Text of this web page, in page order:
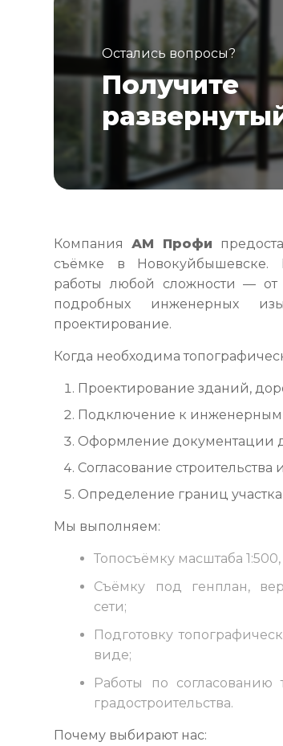
Остались вопросы?
Получите
Компания АМ Профи
съёмке в Новокуйбышевске.
работы любой сложности — от
подробных инженерных
проектирование.
Когда необходима
Проектирование зданий,
Подключение к инженерным
Оформление документации
Согласование строительства
Определение границ
Мы выполняем:
Топосъёмку масштаба
Съёмку под генплан,
сети;
Подготовку
виде;
Работы по согласованию
градостроительства.
Почему выбирают нас: